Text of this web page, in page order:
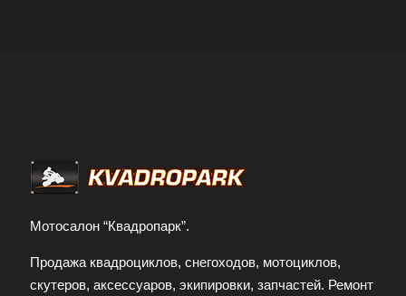
Мотосалон “Квадропарк”.
Продажа квадроциклов, снегоходов, мотоциклов,
скутеров, аксессуаров, экипировки, запчастей. Ремонт